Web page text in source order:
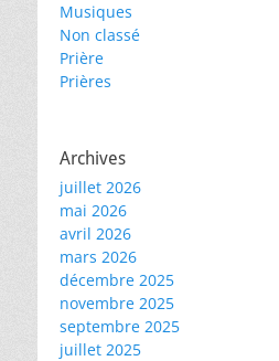
Musiques
Non classé
Prière
Prières
Archives
juillet 2026
mai 2026
avril 2026
mars 2026
décembre 2025
novembre 2025
septembre 2025
juillet 2025